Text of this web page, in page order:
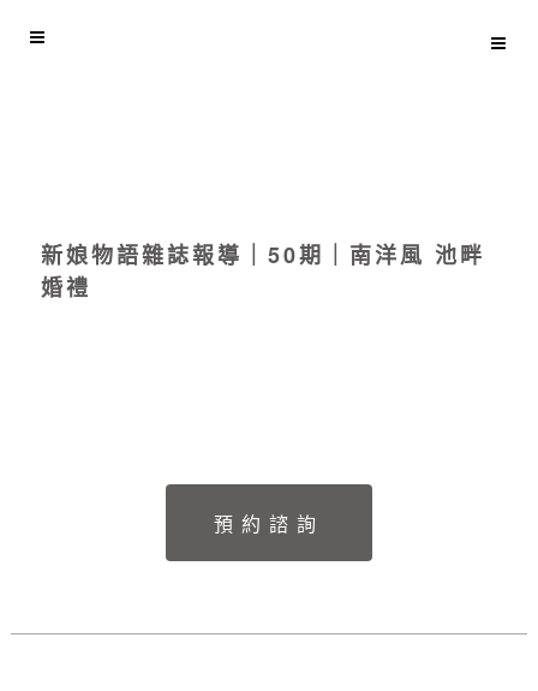
新娘物語雜誌報導｜50期｜南洋風 池畔
婚禮